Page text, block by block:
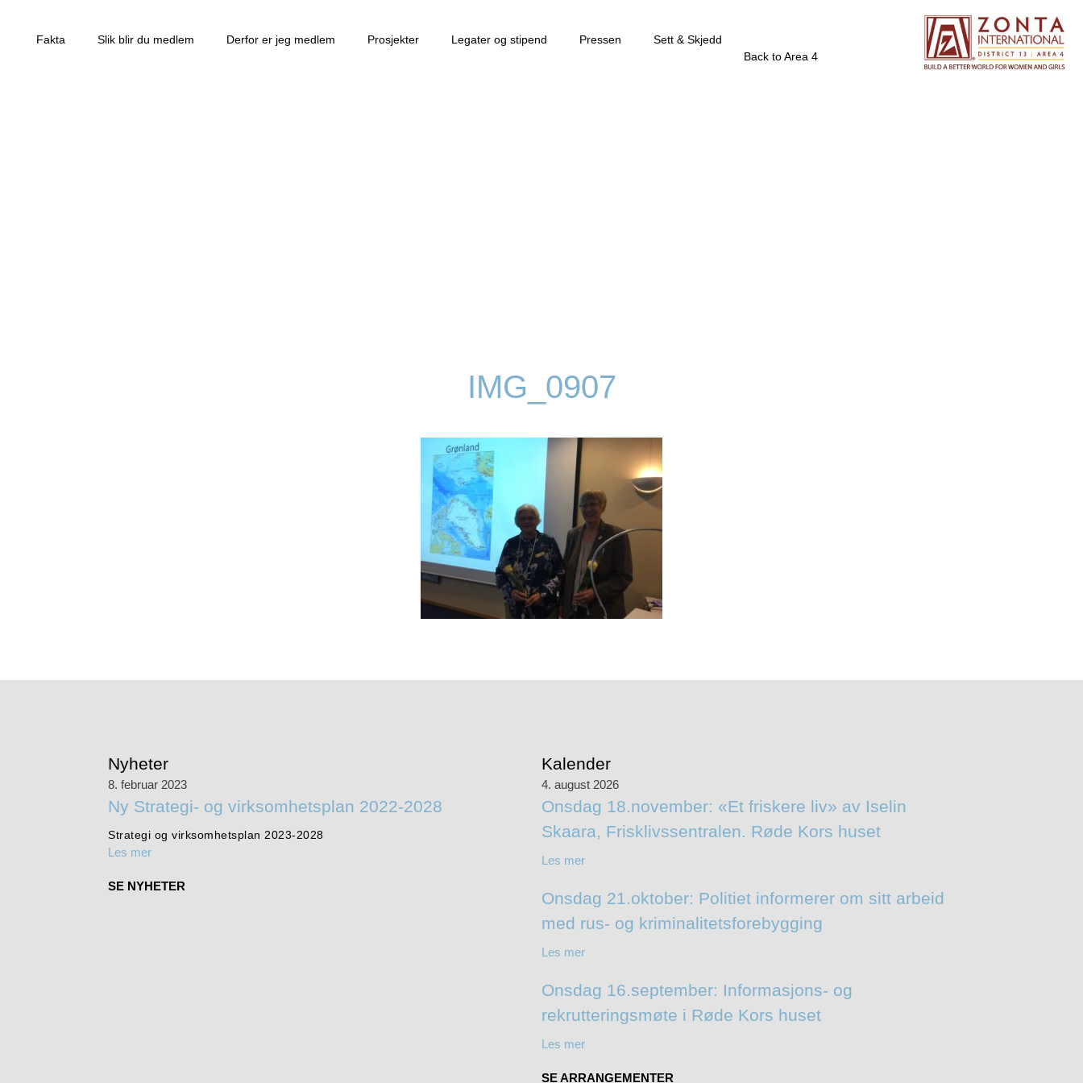
Fakta Slik blir du medlem Derfor er jeg medlem Prosjekter Legater og stipend Pressen
Sett & Skjedd
Back to Area 4
IMG_0907
Nyheter
8. februar 2023
Ny Strategi- og virksomhetsplan 2022-2028
Strategi og virksomhetsplan 2023-2028
Les mer
SE NYHETER
Kalender
4. august 2026
Onsdag 18.november: «Et friskere liv» av Iselin
Skaara, Frisklivssentralen. Røde Kors huset
Les mer
Onsdag 21.oktober: Politiet informerer om sitt arbeid
med rus- og kriminalitetsforebygging
Les mer
Onsdag 16.september: Informasjons- og
rekrutteringsmøte i Røde Kors huset
Les mer
SE ARRANGEMENTER